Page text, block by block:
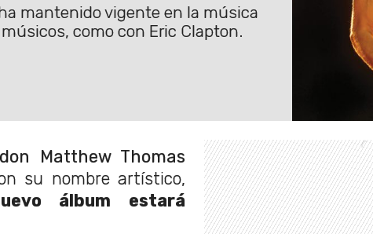
mantenido vigente en la música
como con Eric Clapton.
Matthew Thomas
su nombre artístico,
álbum estará